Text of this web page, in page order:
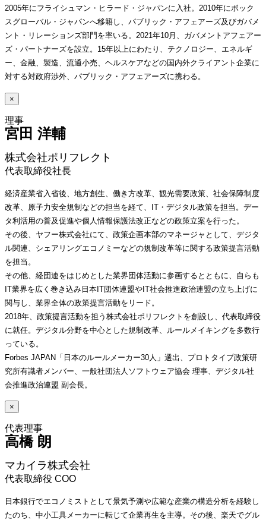
2005年にフライシュマン・ヒラード・ジャパンに入社。2010年にボック
スグローバル・ジャパンへ移籍し、パブリック・アフェアーズ及びガバメ
ント・リレーションズ部門を率いる。2021年10月、ガバメントアフェアー
ズ・パートナーズを設立。15年以上にわたり、テクノロジー、エネルギ
ー、金融、製造、流通小売、ヘルスケアなどの国内外クライアント企業に
対する対政府渉外、パブリック・アフェアーズに携わる。
×
宮田 洋輔
株式会社ポリフレクト
代表取締役社長
経済産業省入省後、地方創生、働き方改革、観光需要政策、社会保障制度
改革、原子力安全規制などの担当を経て、IT・デジタル政策を担当。デー
タ利活用の普及促進や個人情報保護法改正などの政策立案を行った。
その後、ヤフー株式会社にて、政策企画本部のマネージャとして、デジタ
ル関連、シェアリングエコノミーなどの規制改革等に関する政策提言活動
を担当。
その他、経団連をはじめとした業界団体活動に参画するとともに、自らも
IT業界を広く巻き込み日本IT団体連盟やIT社会推進政治連盟の立ち上げに
関与し、業界全体の政策提言活動をリード。
2018年、政策提言活動を担う株式会社ポリフレクトを創設し、代表取締役
に就任。デジタル分野を中心とした規制改革、ルールメイキングを多数行
っている。
Forbes JAPAN「日本のルールメーカー30人」選出、プロトタイプ政策研
究所有識者メンバー、一般社団法人ソフトウェア協会 理事、デジタル社
会推進政治連盟 副会長。
×
高橋 朗
マカイラ株式会社
代表取締役 COO
日本銀行でエコノミストとして景気予測や広範な産業の構造分析を経験し
たのち、中小工具メーカーに転じて企業再生を主導。その後、楽天でグル